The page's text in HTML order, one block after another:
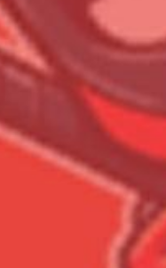
Сумма к оплате (без